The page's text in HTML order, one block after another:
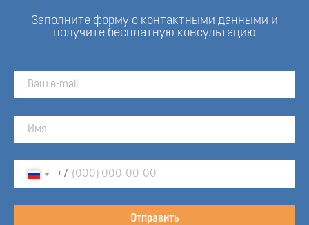
Заполните форму с контактными данными и
получите бесплатную консультацию
+7
Отправить